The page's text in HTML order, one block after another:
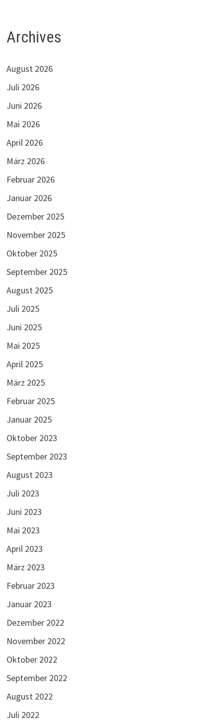
Archives
August 2026
Juli 2026
Juni 2026
Mai 2026
April 2026
März 2026
Februar 2026
Januar 2026
Dezember 2025
November 2025
Oktober 2025
September 2025
August 2025
Juli 2025
Juni 2025
Mai 2025
April 2025
März 2025
Februar 2025
Januar 2025
Oktober 2023
September 2023
August 2023
Juli 2023
Juni 2023
Mai 2023
April 2023
März 2023
Februar 2023
Januar 2023
Dezember 2022
November 2022
Oktober 2022
September 2022
August 2022
Juli 2022